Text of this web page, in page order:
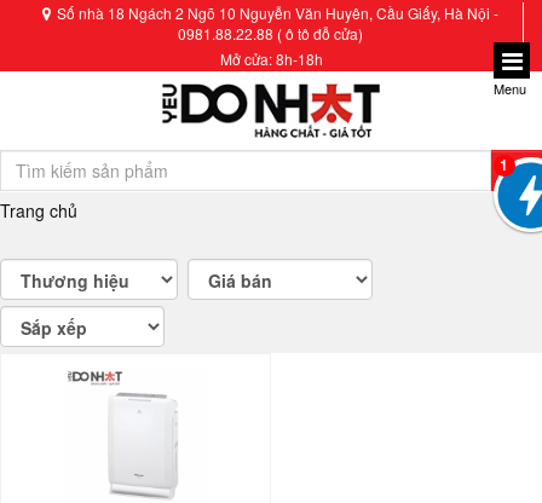
Số nhà 18 Ngách 2 Ngõ 10 Nguyễn Văn Huyên, Cầu Giấy, Hà Nội -
0981.88.22.88 ( ô tô đỗ cửa)
Mở cửa: 8h-18h
Menu
Trang chủ
1